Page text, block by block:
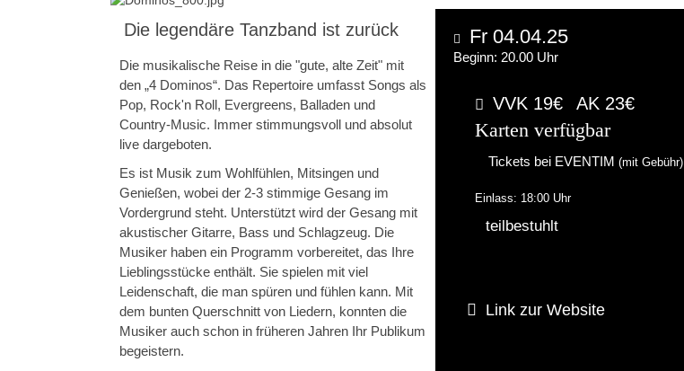
Die legendäre Tanzband ist zurück
Die musikalische Reise in die "gute, alte Zeit" mit
den „4 Dominos“. Das Repertoire umfasst Songs als
Pop, Rock'n Roll, Evergreens, Balladen und
Country-Music. Immer stimmungsvoll und absolut
live dargeboten.
Es ist Musik zum Wohlfühlen, Mitsingen und
Genießen, wobei der 2-3 stimmige Gesang im
Vordergrund steht. Unterstützt wird der Gesang mit
akustischer Gitarre, Bass und Schlagzeug. Die
Musiker haben ein Programm vorbereitet, das Ihre
Lieblingsstücke enthält. Sie spielen mit viel
Leidenschaft, die man spüren und fühlen kann. Mit
dem bunten Querschnitt von Liedern, konnten die
Musiker auch schon in früheren Jahren Ihr Publikum
begeistern.
Fr 04.04.25
Beginn: 20.00 Uhr
VVK 19€ AK 23€
Karten verfügbar
Tickets bei EVENTIM (mit Gebühr)
Einlass: 18:00 Uhr
teilbestuhlt
Link zur Website